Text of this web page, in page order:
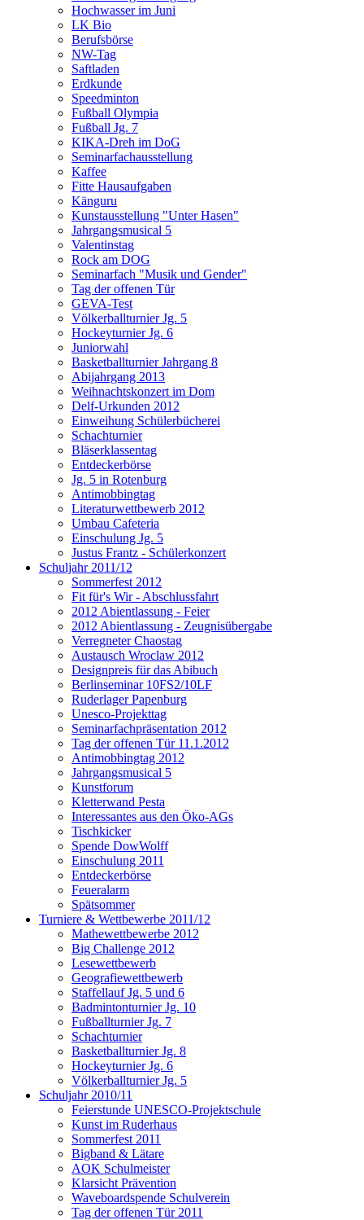
Hochwasser im Juni
LK Bio
Berufsbörse
NW-Tag
Saftladen
Erdkunde
Speedminton
Fußball Olympia
Fußball Jg. 7
KIKA-Dreh im DoG
Seminarfachausstellung
Kaffee
Fitte Hausaufgaben
Känguru
Kunstausstellung "Unter Hasen"
Jahrgangsmusical 5
Valentinstag
Rock am DOG
Seminarfach "Musik und Gender"
Tag der offenen Tür
GEVA-Test
Völkerballturnier Jg. 5
Hockeyturnier Jg. 6
Juniorwahl
Basketballturnier Jahrgang 8
Abijahrgang 2013
Weihnachtskonzert im Dom
Delf-Urkunden 2012
Einweihung Schülerbücherei
Schachturnier
Bläserklassentag
Entdeckerbörse
Jg. 5 in Rotenburg
Antimobbingtag
Literaturwettbewerb 2012
Umbau Cafeteria
Einschulung Jg. 5
Justus Frantz - Schülerkonzert
Schuljahr 2011/12
Sommerfest 2012
Fit für's Wir - Abschlussfahrt
2012 Abientlassung - Feier
2012 Abientlassung - Zeugnisübergabe
Verregneter Chaostag
Austausch Wroclaw 2012
Designpreis für das Abibuch
Berlinseminar 10FS2/10LF
Ruderlager Papenburg
Unesco-Projekttag
Seminarfachpräsentation 2012
Tag der offenen Tür 11.1.2012
Antimobbingtag 2012
Jahrgangsmusical 5
Kunstforum
Kletterwand Pesta
Interessantes aus den Öko-AGs
Tischkicker
Spende DowWolff
Einschulung 2011
Entdeckerbörse
Feueralarm
Spätsommer
Turniere & Wettbewerbe 2011/12
Mathewettbewerbe 2012
Big Challenge 2012
Lesewettbewerb
Geografiewettbewerb
Staffellauf Jg. 5 und 6
Badmintonturnier Jg. 10
Fußballturnier Jg. 7
Schachturnier
Basketballturnier Jg. 8
Hockeyturnier Jg. 6
Völkerballturnier Jg. 5
Schuljahr 2010/11
Feierstunde UNESCO-Projektschule
Kunst im Ruderhaus
Sommerfest 2011
Bigband & Lätare
AOK Schulmeister
Klarsicht Prävention
Waveboardspende Schulverein
Tag der offenen Tür 2011